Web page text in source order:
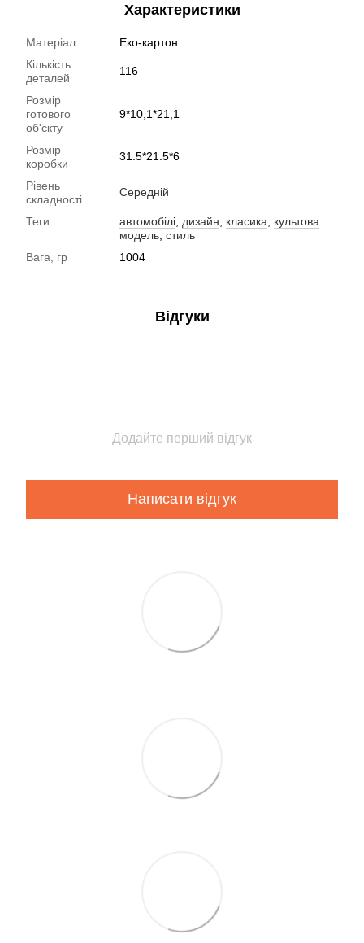
Характеристики
Матеріал
Еко-картон
Кількість
деталей
116
Розмір
готового
об'єкту
9*10,1*21,1
Розмір
коробки
31.5*21.5*6
Рівень
складності
Середній
Теги автомобілі дизайн класика
культова
модель стиль
Вага, гр
1004
Відгуки
Додайте перший відгук
Написати відгук